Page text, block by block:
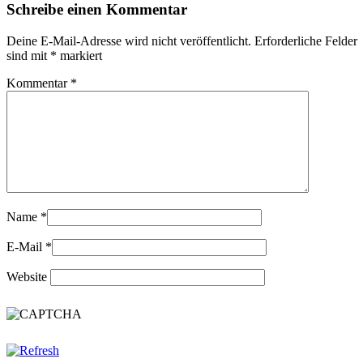
Schreibe einen Kommentar
Deine E-Mail-Adresse wird nicht veröffentlicht. Erforderliche Felder
sind mit * markiert
Kommentar *
Name *
E-Mail *
Website